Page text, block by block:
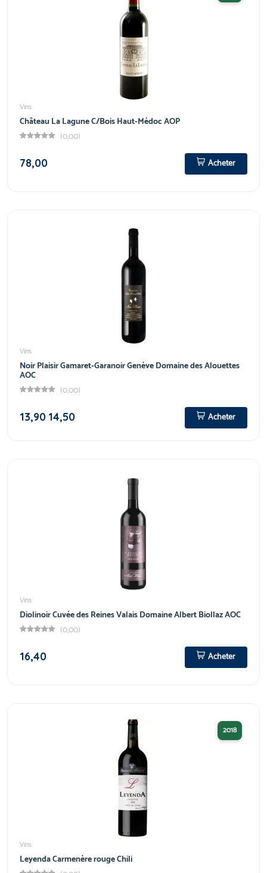
Vins
Château La Lagune C/Bois Haut-Médoc AOP
(0,00)
78,00
Acheter
Vins
Noir Plaisir Gamaret-Garanoir Genève Domaine des Alouettes
AOC
(0,00)
13,90 14,50 Acheter
Vins
Diolinoir Cuvée des Reines Valais Domaine Albert Biollaz AOC
(0,00)
16,40
Acheter
2018
Vins
Leyenda Carmenère rouge Chili